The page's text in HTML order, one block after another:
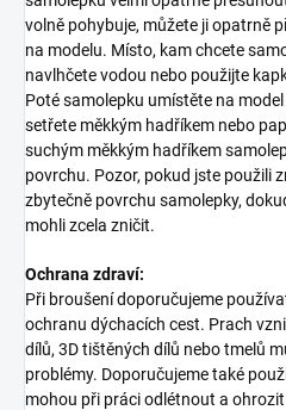
volně pohybuje, můžete ji opatrně
na modelu. Místo, kam chcete
navlhčete vodou nebo použijte
Poté samolepku umístěte na
setřete měkkým hadříkem nebo
suchým měkkým hadříkem
povrchu. Pozor, pokud jste použili
zbytečně povrchu samolepky,
mohli zcela zničit.
Ochrana zdraví:
Při broušení doporučujeme
ochranu dýchacích cest. Prach
dílů, 3D tištěných dílů nebo tmelů
problémy. Doporučujeme také
mohou při práci odlétnout a